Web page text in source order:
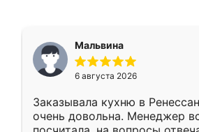
Мальвина
6 августа 2026
Заказывала кухню в
очень довольна. Менеджер